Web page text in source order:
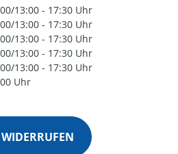
13:00 - 17:30 Uhr
13:00 - 17:30 Uhr
13:00 - 17:30 Uhr
13:00 - 17:30 Uhr
13:00 - 17:30 Uhr
Uhr